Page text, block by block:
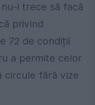
i trece să facă
privind
72 de condiții
a permite celor
circule fără vize